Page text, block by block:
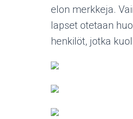
elon merkkeja.
lapset otetaan
henkilöt, jotka